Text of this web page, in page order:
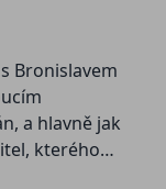
Bronislavem
a hlavně jak
kterého